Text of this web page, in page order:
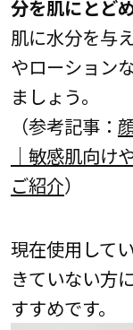
分を肌にとど
肌に水分を与
やローション
ましょう。
（参考記事：
｜敏感肌向け
ご紹介）
現在使用して
きていない方
すすめです。